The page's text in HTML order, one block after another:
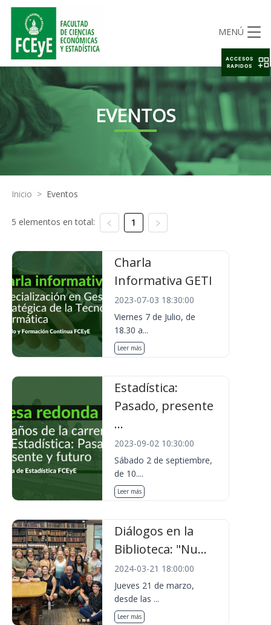
MENÚ
EVENTOS
Inicio > Eventos
5 elementos en total: 1
Charla
Informativa GETI
2023-07-03 18:30:00
Viernes 7 de Julio, de
18.30 a...
Leer más
Estadística:
Pasado, presente
...
2023-09-02 10:30:00
Sábado 2 de septiembre,
de 10....
Leer más
Diálogos en la
Biblioteca: "Nu...
2024-03-21 18:00:00
Jueves 21 de marzo,
desde las ...
Leer más
ACCESOS
RAPIDOS